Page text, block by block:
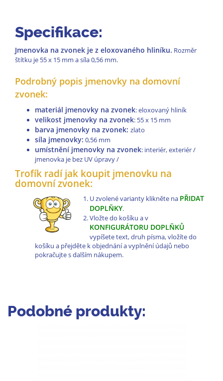
Specifikace:
Jmenovka na zvonek je z eloxovaného hliníku. Rozměr
štítku je 55 x 15 mm a síla 0,56 mm.
Podrobný popis jmenovky na domovní
zvonek:
materiál jmenovky na zvonek: eloxovaný hliník
velikost jmenovky na zvonek: 55 x 15 mm
barva jmenovky na zvonek: zlato
síla jmenovky: 0,56 mm
umístnění jmenovky na zvonek: interiér, exteriér /
jmenovka je bez UV úpravy /
Trofík radí jak koupit jmenovku na
domovní zvonek:
U zvolené varianty klikněte na PŘIDAT
DOPLŇKY.
Vložte do košíku a v
KONFIGURÁTORU DOPLŇKŮ
vypíšete text, druh písma, vložíte do
košíku a přejděte k objednání a vyplnění údajů nebo
pokračujte s dalším nákupem.
Podobné produkty: